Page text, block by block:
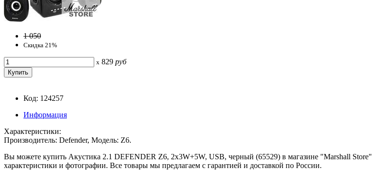
1 050
Скидка 21%
x 829 руб
Код: 124257
Информация
Характеристики:
Производитель: Defender, Модель: Z6.
Вы можете купить Акустика 2.1 DEFENDER Z6, 2x3W+5W, USB, черный (65529) в магазине "Marshall
характеристики и фотографии. Все товары мы предлагаем с гарантией и доставкой по России.